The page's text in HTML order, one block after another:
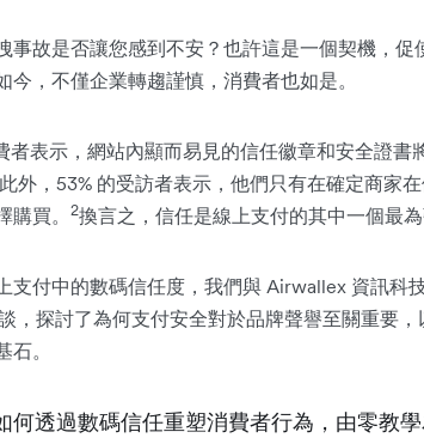
事故是否讓您感到不安？也許這是一個契機，促
今，不僅企業轉趨謹慎，消費者也如是。
者表示，網站內顯而易見的信任徽章和安全證書
此外，53% 的受訪者表示，他們只有在確定商家
買。 2換言之，信任是線上支付的其中一個最為
支付中的數碼信任度，我們與 Airwallex 資訊科
，探討了為何支付安全對於品牌聲譽至關重要
。
何透過數碼信任重塑消費者行為，由零教